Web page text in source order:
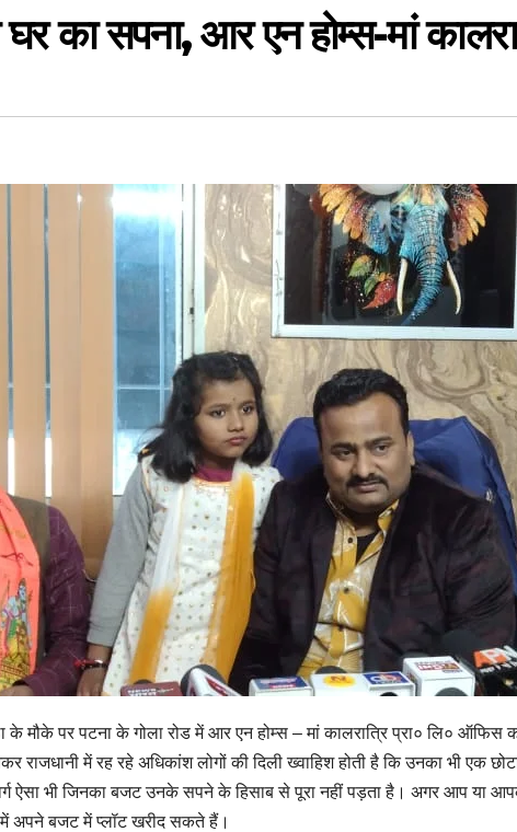
घर का सपना, आर एन होम्स-मां
के मौके पर पटना के गोला रोड में आर एन होम्स – मां कालरात्रि प्रा० लि०
राजधानी में रह रहे अधिकांश लोगों की दिली ख्‍वाहिश होती है कि उनका भी एक
ऐसा भी जिनका बजट उनके सपने के हिसाब से पूरा नहीं पड़ता है। अगर आप या
अपने बजट में प्‍लॉट खरीद सकते हैं।